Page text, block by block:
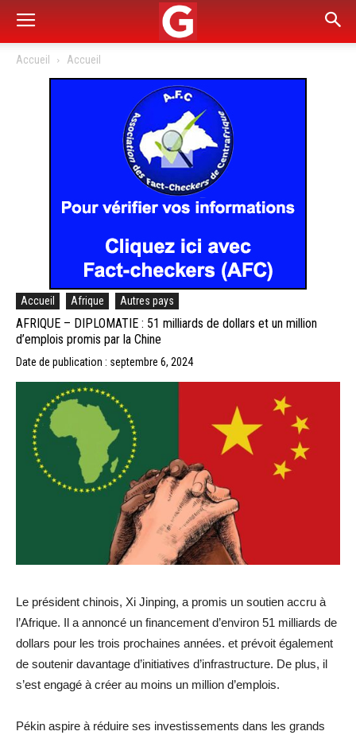
Accueil Accueil
Accueil Afrique Autres pays
AFRIQUE – DIPLOMATIE : 51 milliards de dollars et un million
d’emplois promis par la Chine
Date de publication : septembre 6, 2024
Le président chinois, Xi Jinping, a promis un soutien accru à
l’Afrique. Il a annoncé un financement d’environ 51 milliards de
dollars pour les trois prochaines années. et prévoit également
de soutenir davantage d’initiatives d’infrastructure. De plus, il
s’est engagé à créer au moins un million d’emplois.
Pékin aspire à réduire ses investissements dans les grands